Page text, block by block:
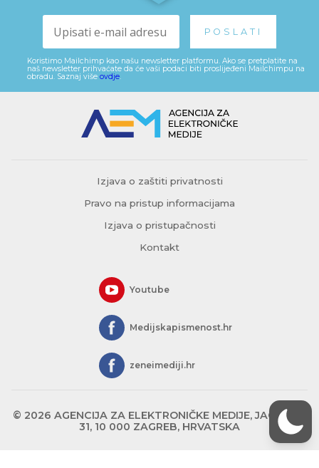
Koristimo Mailchimp kao našu newsletter platformu. Ako se pretplatite na
naš newsletter prihvaćate da će vaši podaci biti proslijeđeni Mailchimpu na
obradu. Saznaj više ovdje.
Izjava o zaštiti privatnosti
Pravo na pristup informacijama
Izjava o pristupačnosti
Kontakt
Youtube
Medijskapismenost.hr
zeneimediji.hr
© 2026 AGENCIJA ZA ELEKTRONIČKE MEDIJE, JAGIĆEVA
31, 10 000 ZAGREB, HRVATSKA